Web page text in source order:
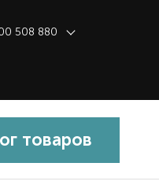
508 880
товаров